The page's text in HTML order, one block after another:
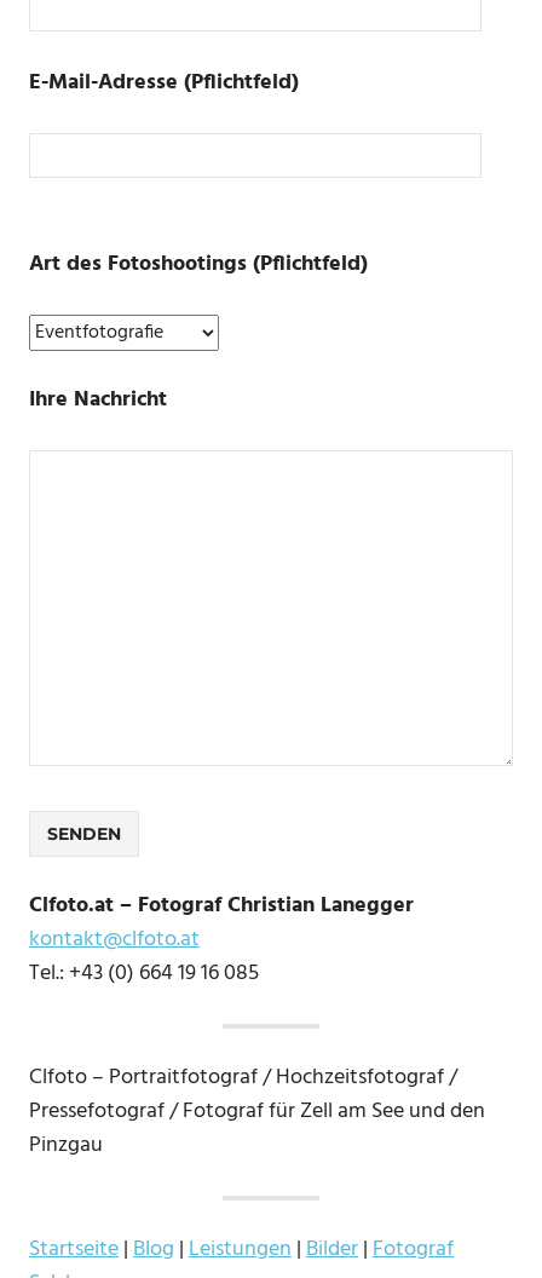
lasse
leer.
E-Mail-Adresse (Pflichtfeld)
lasse
Feld
lasse
Feld
Art des Fotoshootings (Pflichtfeld)
Ihre Nachricht
Clfoto.at – Fotograf Christian Lanegger
kontakt@clfoto.at
Tel.: +43 (0) 664 19 16 085
Clfoto – Portraitfotograf / Hochzeitsfotograf /
Pressefotograf / Fotograf für Zell am See und den
Pinzgau
Startseite|Blog |Leistungen|Bilder|Fotograf